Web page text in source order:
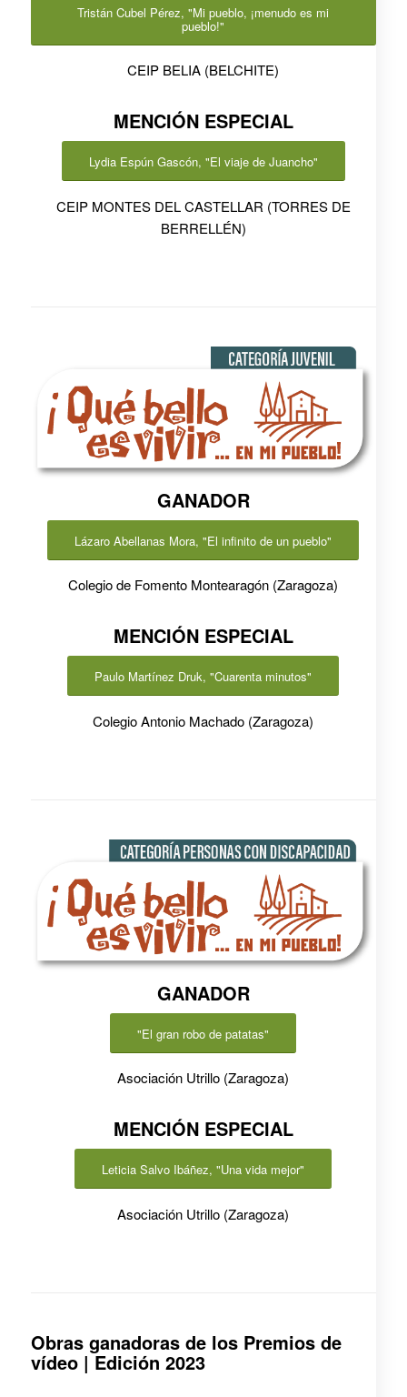
Tristán Cubel Pérez, "Mi pueblo, ¡menudo es mi
pueblo!"
CEIP BELIA (BELCHITE)
MENCIÓN ESPECIAL
Lydia Espún Gascón, "El viaje de Juancho"
CEIP MONTES DEL CASTELLAR (TORRES DE
BERRELLÉN)
GANADOR
Lázaro Abellanas Mora, "El infinito de un pueblo"
Colegio de Fomento Montearagón (Zaragoza)
MENCIÓN ESPECIAL
Paulo Martínez Druk, "Cuarenta minutos"
Colegio Antonio Machado (Zaragoza)
GANADOR
"El gran robo de patatas"
Asociación Utrillo (Zaragoza)
MENCIÓN ESPECIAL
Leticia Salvo Ibáñez, "Una vida mejor"
Asociación Utrillo (Zaragoza)
Obras ganadoras de los Premios de
vídeo | Edición 2023